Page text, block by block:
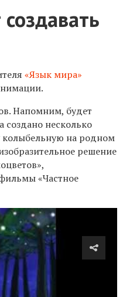
«Язык мира»
Напомним, будет
создано несколько
колыбельную на родном
решение
«Частное